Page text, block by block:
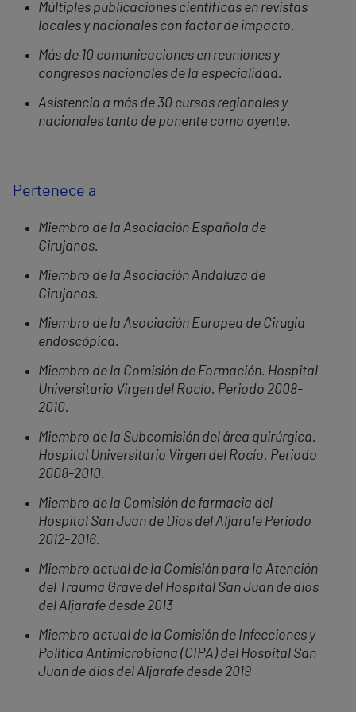
Múltiples publicaciones científicas en revistas
locales y nacionales con factor de impacto.
Más de 10 comunicaciones en reuniones y
congresos nacionales de la especialidad.
Asistencia a más de 30 cursos regionales y
nacionales tanto de ponente como oyente.
Pertenece a
Miembro de la Asociación Española de
Cirujanos.
Miembro de la Asociación Andaluza de
Cirujanos.
Miembro de la Asociación Europea de Cirugía
endoscópica.
Miembro de la Comisión de Formación. Hospital
Universitario Virgen del Rocío. Periodo 2008-
2010.
Miembro de la Subcomisión del área quirúrgica.
Hospital Universitario Virgen del Rocío. Periodo
2008-2010.
Miembro de la Comisión de farmacia del
Hospital San Juan de Dios del Aljarafe Periodo
2012-2016.
Miembro actual de la Comisión para la Atención
del Trauma Grave del Hospital San Juan de dios
del Aljarafe desde 2013
Miembro actual de la Comisión de Infecciones y
Política Antimicrobiana (CIPA) del Hospital San
Juan de dios del Aljarafe desde 2019